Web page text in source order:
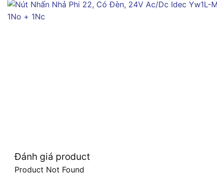
Đánh giá product
Product Not Found